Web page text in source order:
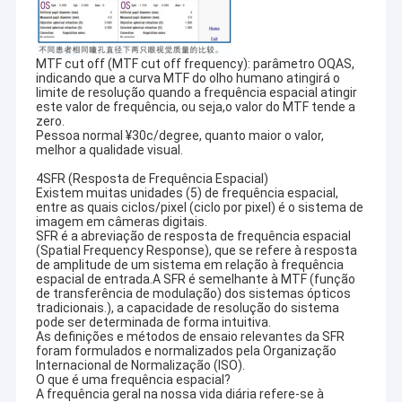
MTF cut off (MTF cut off frequency): parâmetro OQAS,
indicando que a curva MTF do olho humano atingirá o
limite de resolução quando a frequência espacial atingir
este valor de frequência, ou seja,o valor do MTF tende a
zero.
Pessoa normal ¥30c/degree, quanto maior o valor,
melhor a qualidade visual.
4SFR (Resposta de Frequência Espacial)
Existem muitas unidades (5) de frequência espacial,
entre as quais ciclos/pixel (ciclo por pixel) é o sistema de
imagem em câmeras digitais.
SFR é a abreviação de resposta de frequência espacial
(Spatial Frequency Response), que se refere à resposta
de amplitude de um sistema em relação à frequência
espacial de entrada.A SFR é semelhante à MTF (função
de transferência de modulação) dos sistemas ópticos
tradicionais.), a capacidade de resolução do sistema
pode ser determinada de forma intuitiva.
As definições e métodos de ensaio relevantes da SFR
foram formulados e normalizados pela Organização
Internacional de Normalização (ISO).
O que é uma frequência espacial?
A frequência geral na nossa vida diária refere-se à